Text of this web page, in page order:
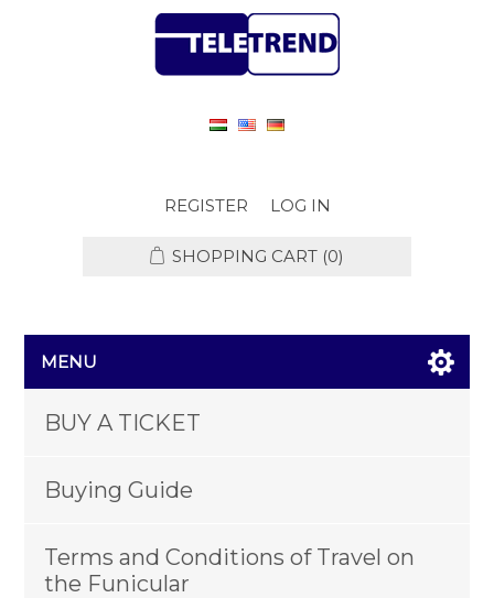
REGISTER LOG IN
SHOPPING CART (0)
MENU
BUY A TICKET
Buying Guide
Terms and Conditions of Travel on
the Funicular